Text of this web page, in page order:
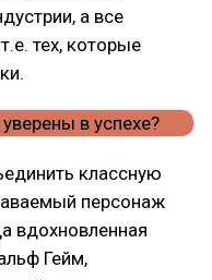
а все
тех, которые
классную
персонаж
вдохновленная
Гейм,